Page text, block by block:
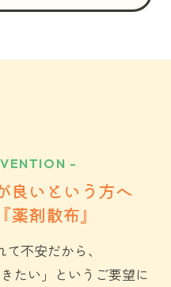
-
良いという方へ
剤散布』
て不安だから、
たい」 というご要望に